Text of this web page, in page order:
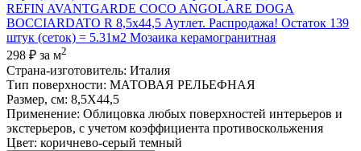
REFIN AVANTGARDE COCO ANGOLARE DOGA
BOCCIARDATO R 8,5x44,5 Аутлет. Распродажа! Остаток 139
штук (сеток) = 5.31м2 Мозаика керамогранитная
298 ₽ за м2
Страна-изготовитель: Италия
Тип поверхности: МАТОВАЯ РЕЛЬЕФНАЯ
Размер, см: 8,5X44,5
Применение: Облицовка любых поверхностей интерьеров и
экстерьеров, с учетом коэффициента противоскольжения
Цвет: коричнево-серый темный